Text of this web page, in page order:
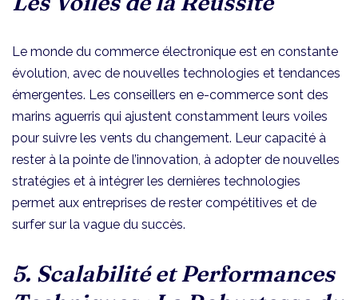
Le monde du commerce électronique est en constante
évolution, avec de nouvelles technologies et tendances
émergentes. Les conseillers en e-commerce sont des
marins aguerris qui ajustent constamment leurs voiles
pour suivre les vents du changement. Leur capacité à
rester à la pointe de l’innovation, à adopter de nouvelles
stratégies et à intégrer les dernières technologies
permet aux entreprises de rester compétitives et de
surfer sur la vague du succès.
5. Scalabilité et Performances